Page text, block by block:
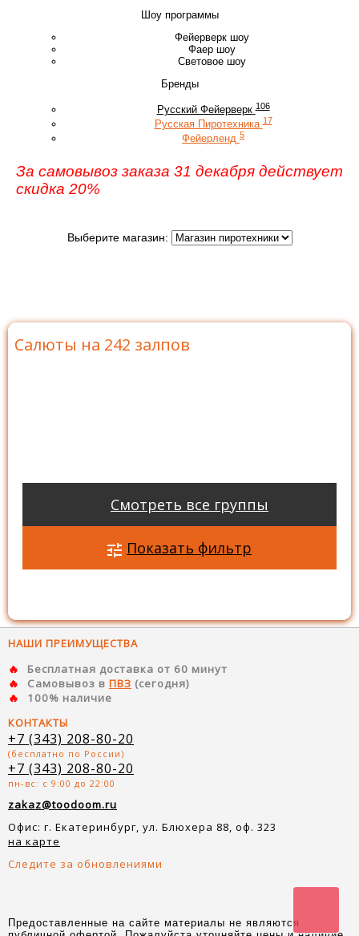
Шоу программы
Фейерверк шоу
Фаер шоу
Световое шоу
Бренды
Русский Фейерверк 106
Русская Пиротехника 17
Фейерленд 5
За самовывоз заказа 31 декабря действует
скидка 20%
Выберите магазин:
Салюты на 242 залпов
Смотреть все группы
Показать фильтр
НАШИ ПРЕИМУЩЕСТВА
Бесплатная доставка от 60 минут
Самовывоз в ПВЗ (сегодня)
100% наличие
КОНТАКТЫ
+7 (343) 208-80-20
(бесплатно по России)
+7 (343) 208-80-20
пн-вс: с 9:00 до 22:00
zakaz@toodoom.ru
Офис: г. Екатеринбург, ул. Блюхера 88, оф. 323
на карте
Следите за обновлениями
Предоставленные на сайте материалы не являются